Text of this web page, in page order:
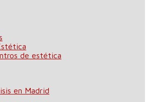
de estética
en Madrid